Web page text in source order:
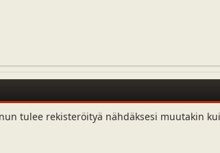
tulee rekisteröityä nähdäksesi muutakin